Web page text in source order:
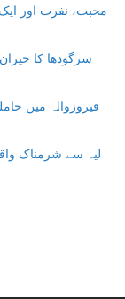
سرگودھا کا حیران
فیروزوالہ میں
لیہ سے شرمناک